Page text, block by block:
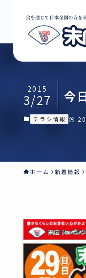
今
2015
3/27
チラシ情報
ホーム 新着情報